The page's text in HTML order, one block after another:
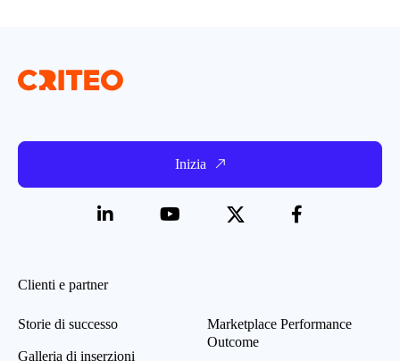
Inizia
Clienti e partner
Storie di successo
Galleria di inserzioni
Marketplace Performance
Outcome